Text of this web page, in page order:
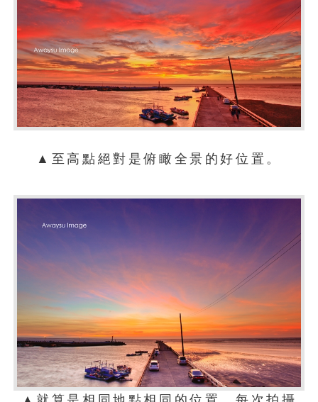
▲至高點絕對是俯瞰全景的好位置。